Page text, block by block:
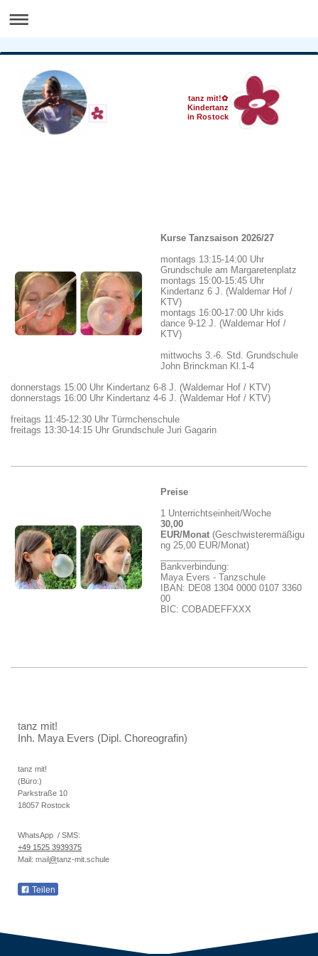
tanz mit!✿
Kindertanz
in Rostock
Kurse Tanzsaison 2026/27
montags 13:15-14:00 Uhr
Grundschule am Margaretenplatz
montags 15:00-15:45 Uhr
Kindertanz 6 J. (Waldemar Hof /
KTV)
montags 16:00-17:00 Uhr kids
dance 9-12 J. (Waldemar Hof /
KTV)
mittwochs 3.-6. Std. Grundschule
John Brinckman Kl.1-4
donnerstags 15:00 Uhr Kindertanz 6-8 J. (Waldemar Hof / KTV)
donnerstags 16:00 Uhr Kindertanz 4-6 J. (Waldemar Hof / KTV)
freitags 11:45-12:30 Uhr Türmchenschule
freitags 13:30-14:15 Uhr Grundschule Juri Gagarin
Preise
1 Unterrichtseinheit/Woche
30,00
EUR/Monat (Geschwisterermäßigu
ng 25,00 EUR/Monat)
Bankverbindung:
Maya Evers - Tanzschule
IBAN: DE08 1304 0000 0107 3360
00
BIC: COBADEFFXXX
tanz mit!
Inh. Maya Evers (Dipl. Choreografin)
tanz mit!
(Büro:)
Parkstraße 10
18057 Rostock
WhatsApp / SMS:
+49 1525 3939375
Mail: mail @tanz-mit.schule
Teilen